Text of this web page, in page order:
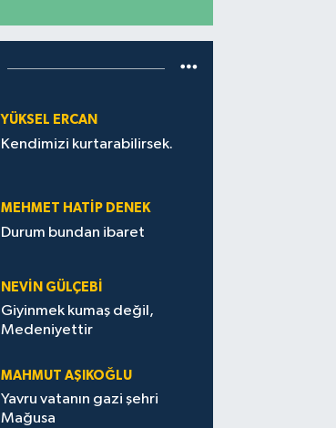
YÜKSEL ERCAN
Kendimizi kurtarabilirsek.
MEHMET HATİP DENEK
Durum bundan ibaret
NEVİN GÜLÇEBİ
Giyinmek kumaş değil,
Medeniyettir
MAHMUT AŞIKOĞLU
Yavru vatanın gazi şehri
Mağusa